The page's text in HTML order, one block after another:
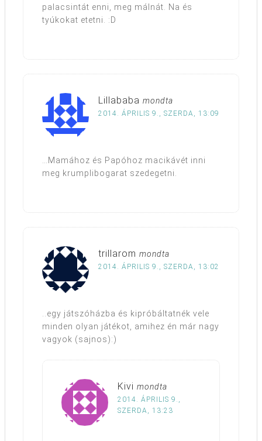
palacsintát enni, meg málnát. Na és
tyúkokat etetni. :D
Lillababa mondta
2014. ÁPRILIS 9., SZERDA, 13:09
…Mamához és Papóhoz macikávét inni
meg krumplibogarat szedegetni.
trillarom mondta
2014. ÁPRILIS 9., SZERDA, 13:02
..egy játszóházba és kipróbáltatnék vele
minden olyan játékot, amihez én már nagy
vagyok (sajnos):)
Kivi mondta
2014. ÁPRILIS 9.,
SZERDA, 13:23